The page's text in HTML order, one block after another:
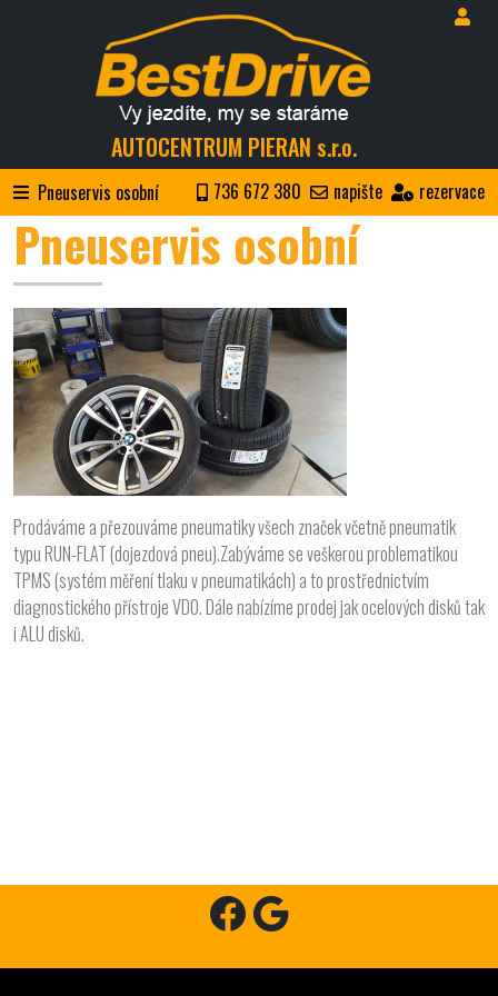
AUTOCENTRUM PIERAN s.r.o.
736 672 380 napište rezervace
Pneuservis osobní
Pneuservis osobní
Prodáváme a přezouváme pneumatiky všech značek včetně pneumatik
typu RUN-FLAT (dojezdová pneu).Zabýváme se veškerou problematikou
TPMS (systém měření tlaku v pneumatikách) a to prostřednictvím
diagnostického přístroje VDO. Dále nabízíme prodej jak ocelových disků tak
i ALU disků.